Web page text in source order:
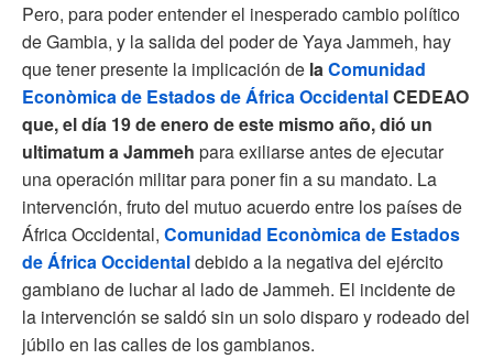
Pero, para poder entender el inesperado cambio político
de Gambia, y la salida del poder de Yaya Jammeh, hay
que tener presente la implicación de laComunidad
Econòmica de Estados de África OccidentalCEDEAO
que, el día 19 de enero de este mismo año, dió un
ultimatum a Jammeh para exiliarse antes de ejecutar
una operación militar para poner fin a su mandato. La
intervención, fruto del mutuo acuerdo entre los países de
África Occidental, Comunidad Econòmica de Estados
de África Occidentaldebido a la negativa del ejército
gambiano de luchar al lado de Jammeh. El incidente de
la intervención se saldó sin un solo disparo y rodeado del
júbilo en las calles de los gambianos.